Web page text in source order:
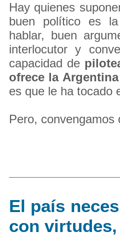
Hay quienes
buen político es
hablar, buen
interlocutor y
capacidad de
ofrece la Argentina
es que le ha tocado
Pero, convengamos
El país
con